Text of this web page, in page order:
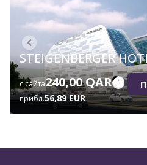
STEIGENBERGER
с сайта240,00 QAR
прибл.56,89 EUR